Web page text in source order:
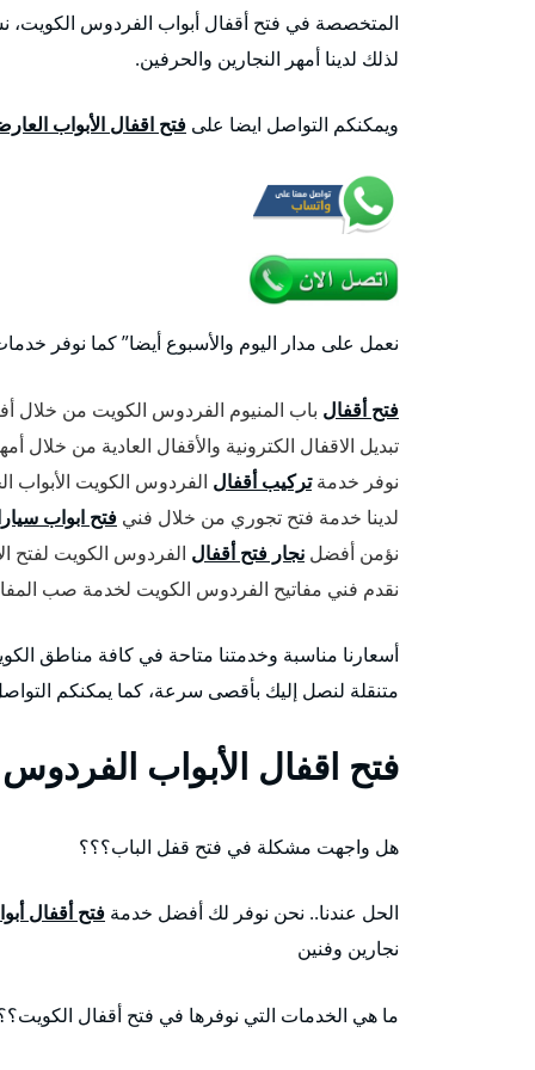
المتخصصة في فتح أقفال أبواب الفردوس الكويت،
لذلك لدينا أمهر النجارين والحرفين.
ويمكنكم التواصل ايضا على فتح اقفال الأبواب
نعمل على مدار اليوم والأسبوع أيضا” كما نوفر
فتح أقفال باب المنيوم الفردوس الكويت من خلال
تبديل الاقفال الكترونية والأقفال العادية من
نوفر خدمةتركيب أقفال الفردوس الكويت الأبواب
لدينا خدمة فتح تجوري من خلال فني فتح ابواب
نؤمن أفضل نجار فتح أقفال الفردوس الكويت لفتح
نقدم فني مفاتيح الفردوس الكويت لخدمة صب
أسعارنا مناسبة وخدمتنا متاحة في كافة مناطق
متنقلة لنصل إليك بأقصى سرعة، كما يمكنكم
فتح اقفال الأبواب الفردوس
هل واجهت مشكلة في فتح قفل الباب؟؟؟
الحل عندنا.. نحن نوفر لك أفضل خدمة فتح أقفال
نجارين وفنين
ما هي الخدمات التي نوفرها في فتح أقفال